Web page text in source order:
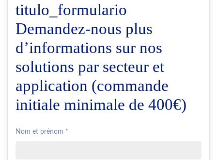
titulo_formulario
Demandez-nous plus
d’informations sur nos
solutions par secteur et
application (commande
initiale minimale de 400€)
Nom et prénom *